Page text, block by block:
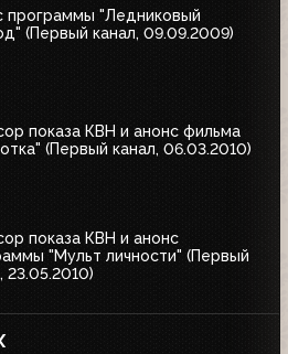
программы "Ледниковый
(Первый канал, 09.09.2009)
показа КВН и анонс фильма
(Первый канал, 06.03.2010)
показа КВН и анонс
"Мульт личности" (Первый
23.05.2010)